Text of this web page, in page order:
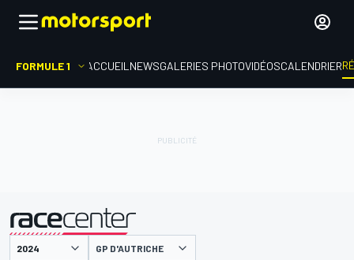
FORMULE 1 ACCUEIL NEWSGALERIES PHOTOVIDÉOSCALENDRIER
présenté par GP D'AUTRICHE